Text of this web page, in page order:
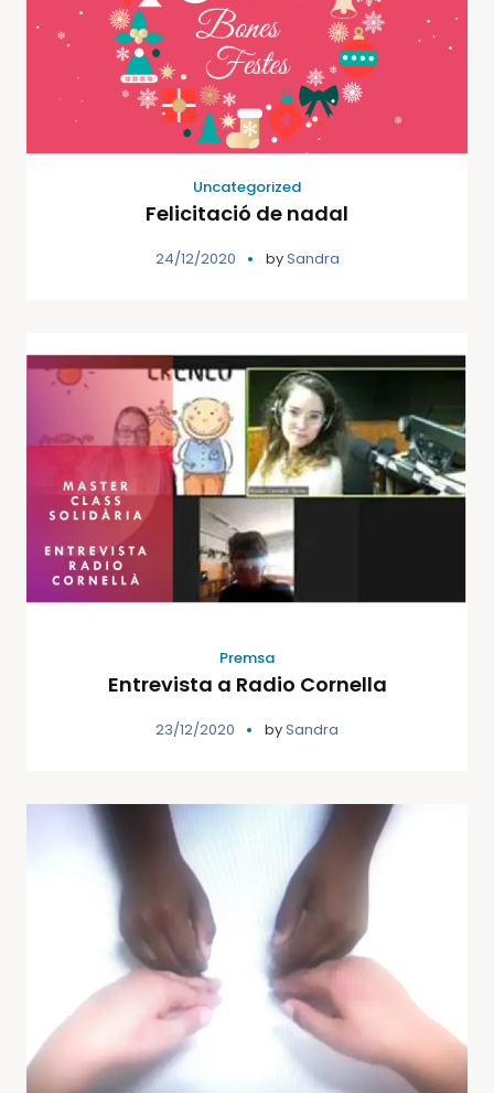
Uncategorized
Felicitació de nadal
24/12/2020 bySandra
Premsa
Entrevista a Radio Cornella
23/12/2020 bySandra